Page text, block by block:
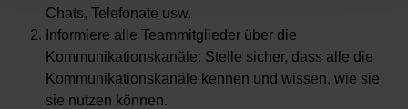
Chats, Telefonate usw.
Informiere alle Teammitglieder über die
Kommunikationskanäle: Stelle sicher, dass alle die
Kommunikationskanäle kennen und wissen, wie sie
sie nutzen können.